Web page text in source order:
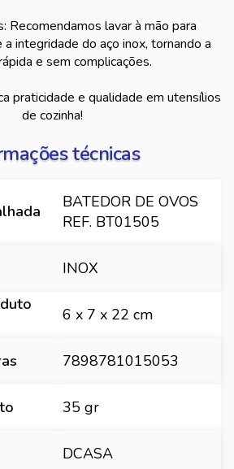
Recomendamos lavar à mão para
integridade do aço inox, tornando a
e sem complicações.
praticidade e qualidade em utensílios
de cozinha!
técnicas
BATEDOR DE OVOS
REF. BT01505
INOX
6 x 7 x 22 cm
7898781015053
35 gr
DCASA